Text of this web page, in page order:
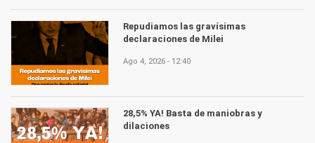
Repudiamos las gravísimas
declaraciones de Milei
Ago 4, 2026 - 12:40
28,5% YA! Basta de maniobras y
dilaciones